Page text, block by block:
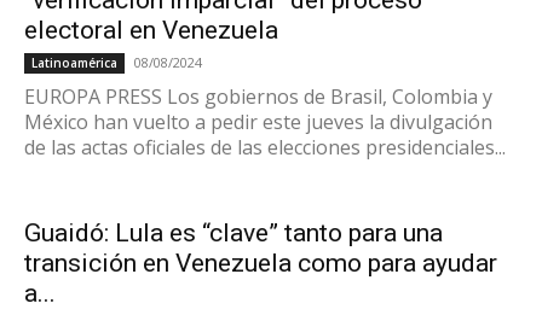
electoral en Venezuela
Latinoamérica 08/08/2024
EUROPA PRESS Los gobiernos de Brasil, Colombia y
México han vuelto a pedir este jueves la divulgación
de las actas oficiales de las elecciones presidenciales...
Guaidó: Lula es “clave” tanto para una
transición en Venezuela como para ayudar
a...